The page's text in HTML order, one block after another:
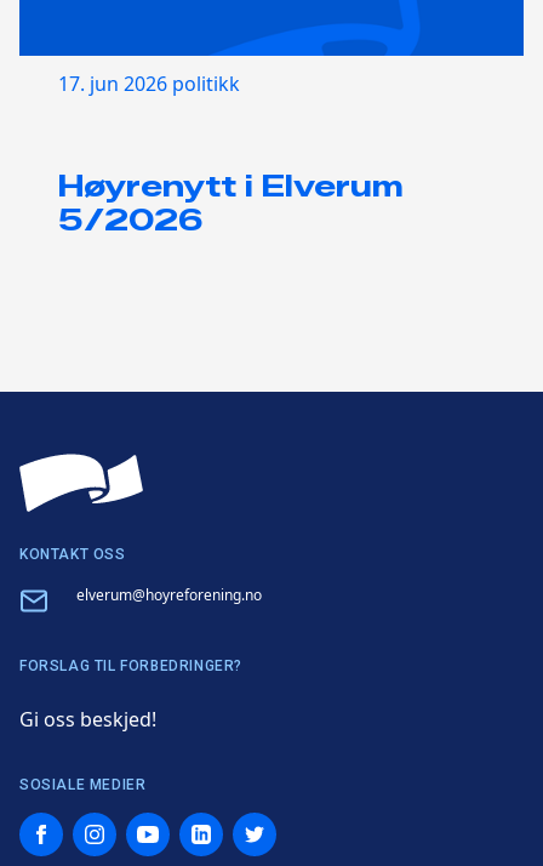
17. jun 2026 politikk
Høyrenytt i Elverum
5/2026
KONTAKT OSS
Email elverum@hoyreforening.no
FORSLAG TIL FORBEDRINGER?
Gi oss beskjed!
SOSIALE MEDIER
FacebookInstagramYouTubeLinkedInTwitter